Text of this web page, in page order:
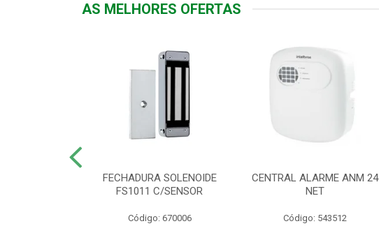
AS MELHORES OFERTAS
FECHADURA SOLENOIDE
FS1011 C/SENSOR
Código: 670006
CENTRAL ALARME ANM 24
NET
Código: 543512